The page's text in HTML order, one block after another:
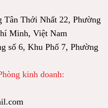
Thới Nhất 22, Phường
Minh, Việt Nam
số 6, Khu Phố 7, Phường
kinh doanh: